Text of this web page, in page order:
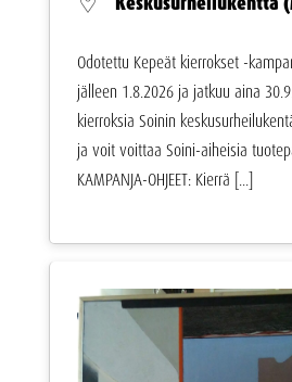
Odotettu Kepeät kierrokset -
jälleen 1.8.2026 ja jatkuu aina
kierroksia Soinin
ja voit voittaa Soini-aiheisia
KAMPANJA-OHJEET: Kierrä [...]